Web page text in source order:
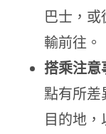
巴士，
輸前往。
搭乘注意
點有所差
目的地，